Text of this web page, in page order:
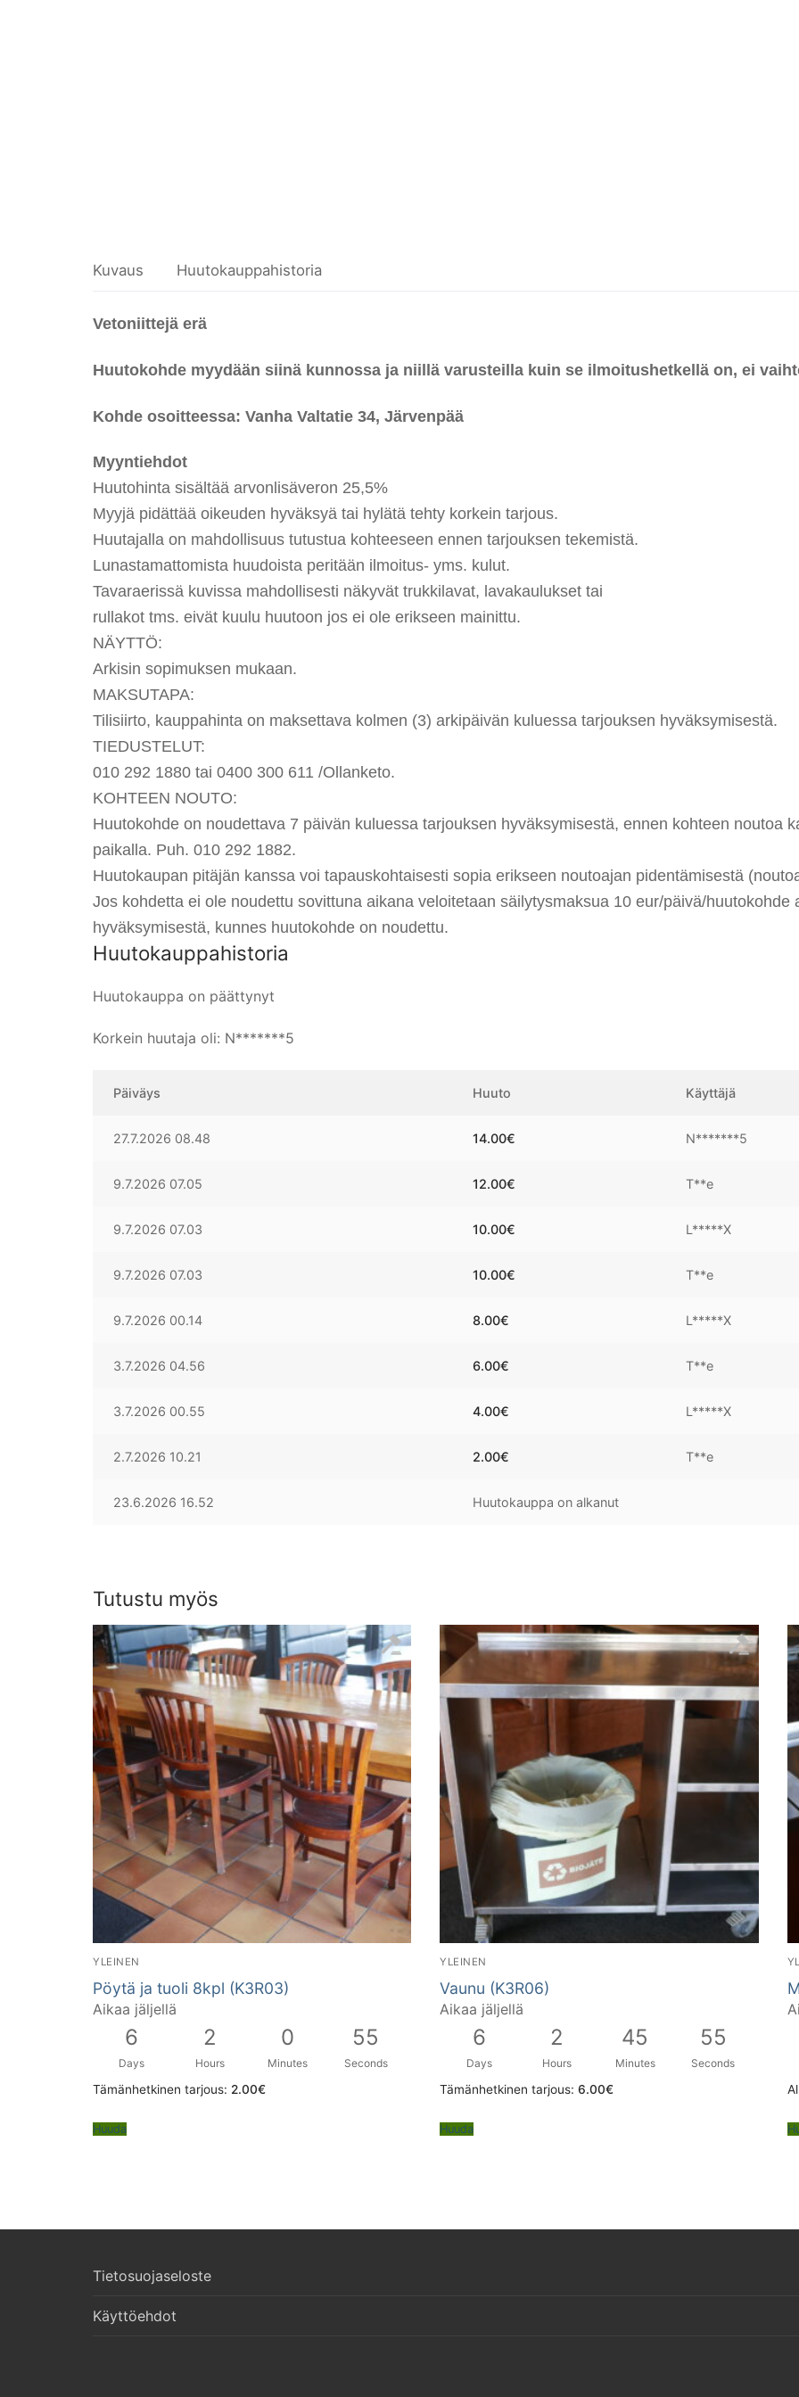
Kuvaus Huutokauppahistoria
Vetoniittejä erä
Huutokohde myydään siinä kunnossa ja niillä varusteilla kuin se ilmoitushetkellä on, ei
Kohde osoitteessa: Vanha Valtatie 34, Järvenpää
Myyntiehdot
Huutohinta sisältää arvonlisäveron 25,5%
Myyjä pidättää oikeuden hyväksyä tai hylätä tehty korkein tarjous.
Huutajalla on mahdollisuus tutustua kohteeseen ennen tarjouksen tekemistä.
Lunastamattomista huudoista peritään ilmoitus- yms. kulut.
Tavaraerissä kuvissa mahdollisesti näkyvät trukkilavat, lavakaulukset tai
rullakot tms. eivät kuulu huutoon jos ei ole erikseen mainittu.
NÄYTTÖ:
Arkisin sopimuksen mukaan.
MAKSUTAPA:
Tilisiirto, kauppahinta on maksettava kolmen (3) arkipäivän kuluessa tarjouksen hyväksymisestä.
TIEDUSTELUT:
010 292 1880 tai 0400 300 611 /Ollanketo.
KOHTEEN NOUTO:
Huutokohde on noudettava 7 päivän kuluessa tarjouksen hyväksymisestä, ennen kohteen noutoa
paikalla. Puh. 010 292 1882.
Huutokaupan pitäjän kanssa voi tapauskohtaisesti sopia erikseen noutoajan pidentämisestä
Jos kohdetta ei ole noudettu sovittuna aikana veloitetaan säilytysmaksua 10 eur/päivä/
hyväksymisestä, kunnes huutokohde on noudettu.
Huutokauppahistoria
Huutokauppa on päättynyt
Korkein huutaja oli: N*******5
Päiväys Huuto Käyttäjä
27.7.2026 08.48 14.00€ N*******5
9.7.2026 07.05 12.00€ T**e
9.7.2026 07.03 10.00€ L*****X
9.7.2026 07.03 10.00€ T**e
9.7.2026 00.14 8.00€ L*****X
3.7.2026 04.56 6.00€ T**e
3.7.2026 00.55 4.00€ L*****X
2.7.2026 10.21 2.00€ T**e
23.6.2026 16.52 Huutokauppa on alkanut
Tutustu myös
YLEINEN
Pöytä ja tuoli 8kpl (K3R03)
Aikaa jäljellä
6
Days
2
Hours
0
Minutes
54
Seconds
Tämänhetkinen tarjous: 2.00€
Huuda
YLEINEN
Vaunu (K3R06)
Aikaa jäljellä
6
Days
2
Hours
45
Minutes
54
Seconds
Tämänhetkinen tarjous: 6.00€
Huuda
Tietosuojaseloste
Käyttöehdot